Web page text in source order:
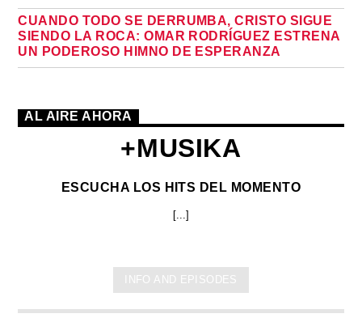
CUANDO TODO SE DERRUMBA, CRISTO SIGUE
SIENDO LA ROCA: OMAR RODRÍGUEZ ESTRENA
UN PODEROSO HIMNO DE ESPERANZA
AL AIRE AHORA
+MUSIKA
ESCUCHA LOS HITS DEL MOMENTO
[...]
INFO AND EPISODES